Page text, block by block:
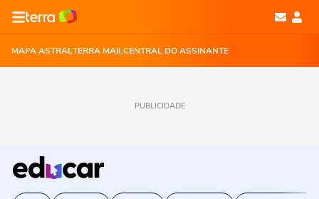
MAPA ASTRALTERRA MAILCENTRAL DO ASSINANTE
PUBLICIDADE